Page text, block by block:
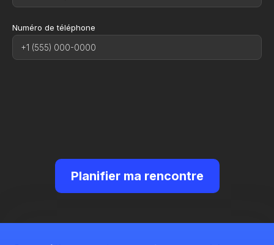
Numéro de téléphone
Planifier ma rencontre